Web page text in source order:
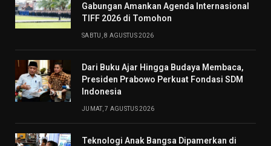
Gabungan Amankan Agenda Internasional
TIFF 2026 di Tomohon
SABTU, 8 AGUSTUS 2026
Dari Buku Ajar Hingga Budaya Membaca,
Presiden Prabowo Perkuat Fondasi SDM
Indonesia
JUMAT, 7 AGUSTUS 2026
Teknologi Anak Bangsa Dipamerkan di